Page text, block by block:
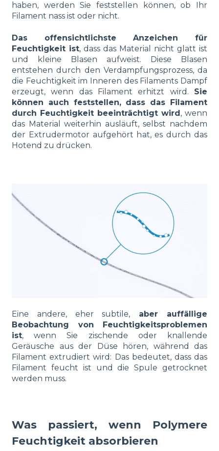
haben, werden Sie feststellen können, ob Ihr
Filament nass ist oder nicht.
Das offensichtlichste Anzeichen für
Feuchtigkeit ist, dass das Material nicht glatt ist
und kleine Blasen aufweist. Diese Blasen
entstehen durch den Verdampfungsprozess, da
die Feuchtigkeit im Inneren des Filaments Dampf
erzeugt, wenn das Filament erhitzt wird. Sie
können auch feststellen, dass das Filament
durch Feuchtigkeit beeinträchtigt wird, wenn
das Material weiterhin ausläuft, selbst nachdem
der Extrudermotor aufgehört hat, es durch das
Hotend zu drücken.
Eine andere, eher subtile, aber auffällige
Beobachtung von Feuchtigkeitsproblemen
ist, wenn Sie zischende oder knallende
Geräusche aus der Düse hören, während das
Filament extrudiert wird: Das bedeutet, dass das
Filament feucht ist und die Spule getrocknet
werden muss.
Was passiert, wenn Polymere
Feuchtigkeit absorbieren